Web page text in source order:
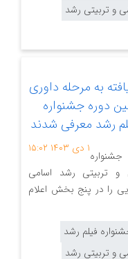
و تربیتی رشد
به مرحله داوری
دوره جشنواره
رشد معرفی شدند
۱ دی ۱۴۰۳ ۱۵:۰۲
و تربیتی رشد اسامی
را در پنج بخش اعلام
فیلم رشد
و تربیتی رشد